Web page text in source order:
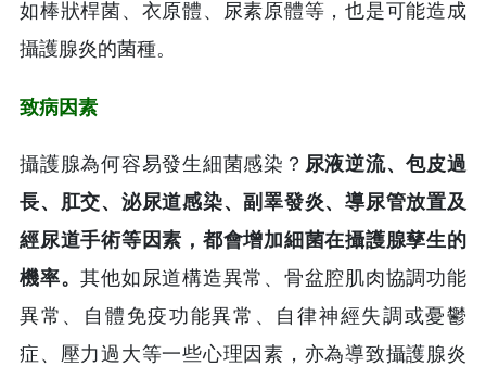
如棒狀桿菌、衣原體、尿素原體等，也是可能造成
攝護腺炎的菌種。
致病因素
攝護腺為何容易發生細菌感染？ 尿液逆流、包皮過
長、肛交、泌尿道感染、副睪發炎、導尿管放置及
經尿道手術等因素，都會增加細菌在攝護腺孳生的
機率。其他如尿道構造異常、骨盆腔肌肉協調功能
異常、自體免疫功能異常、自律神經失調或憂鬱
症、壓力過大等一些心理因素，亦為導致攝護腺炎